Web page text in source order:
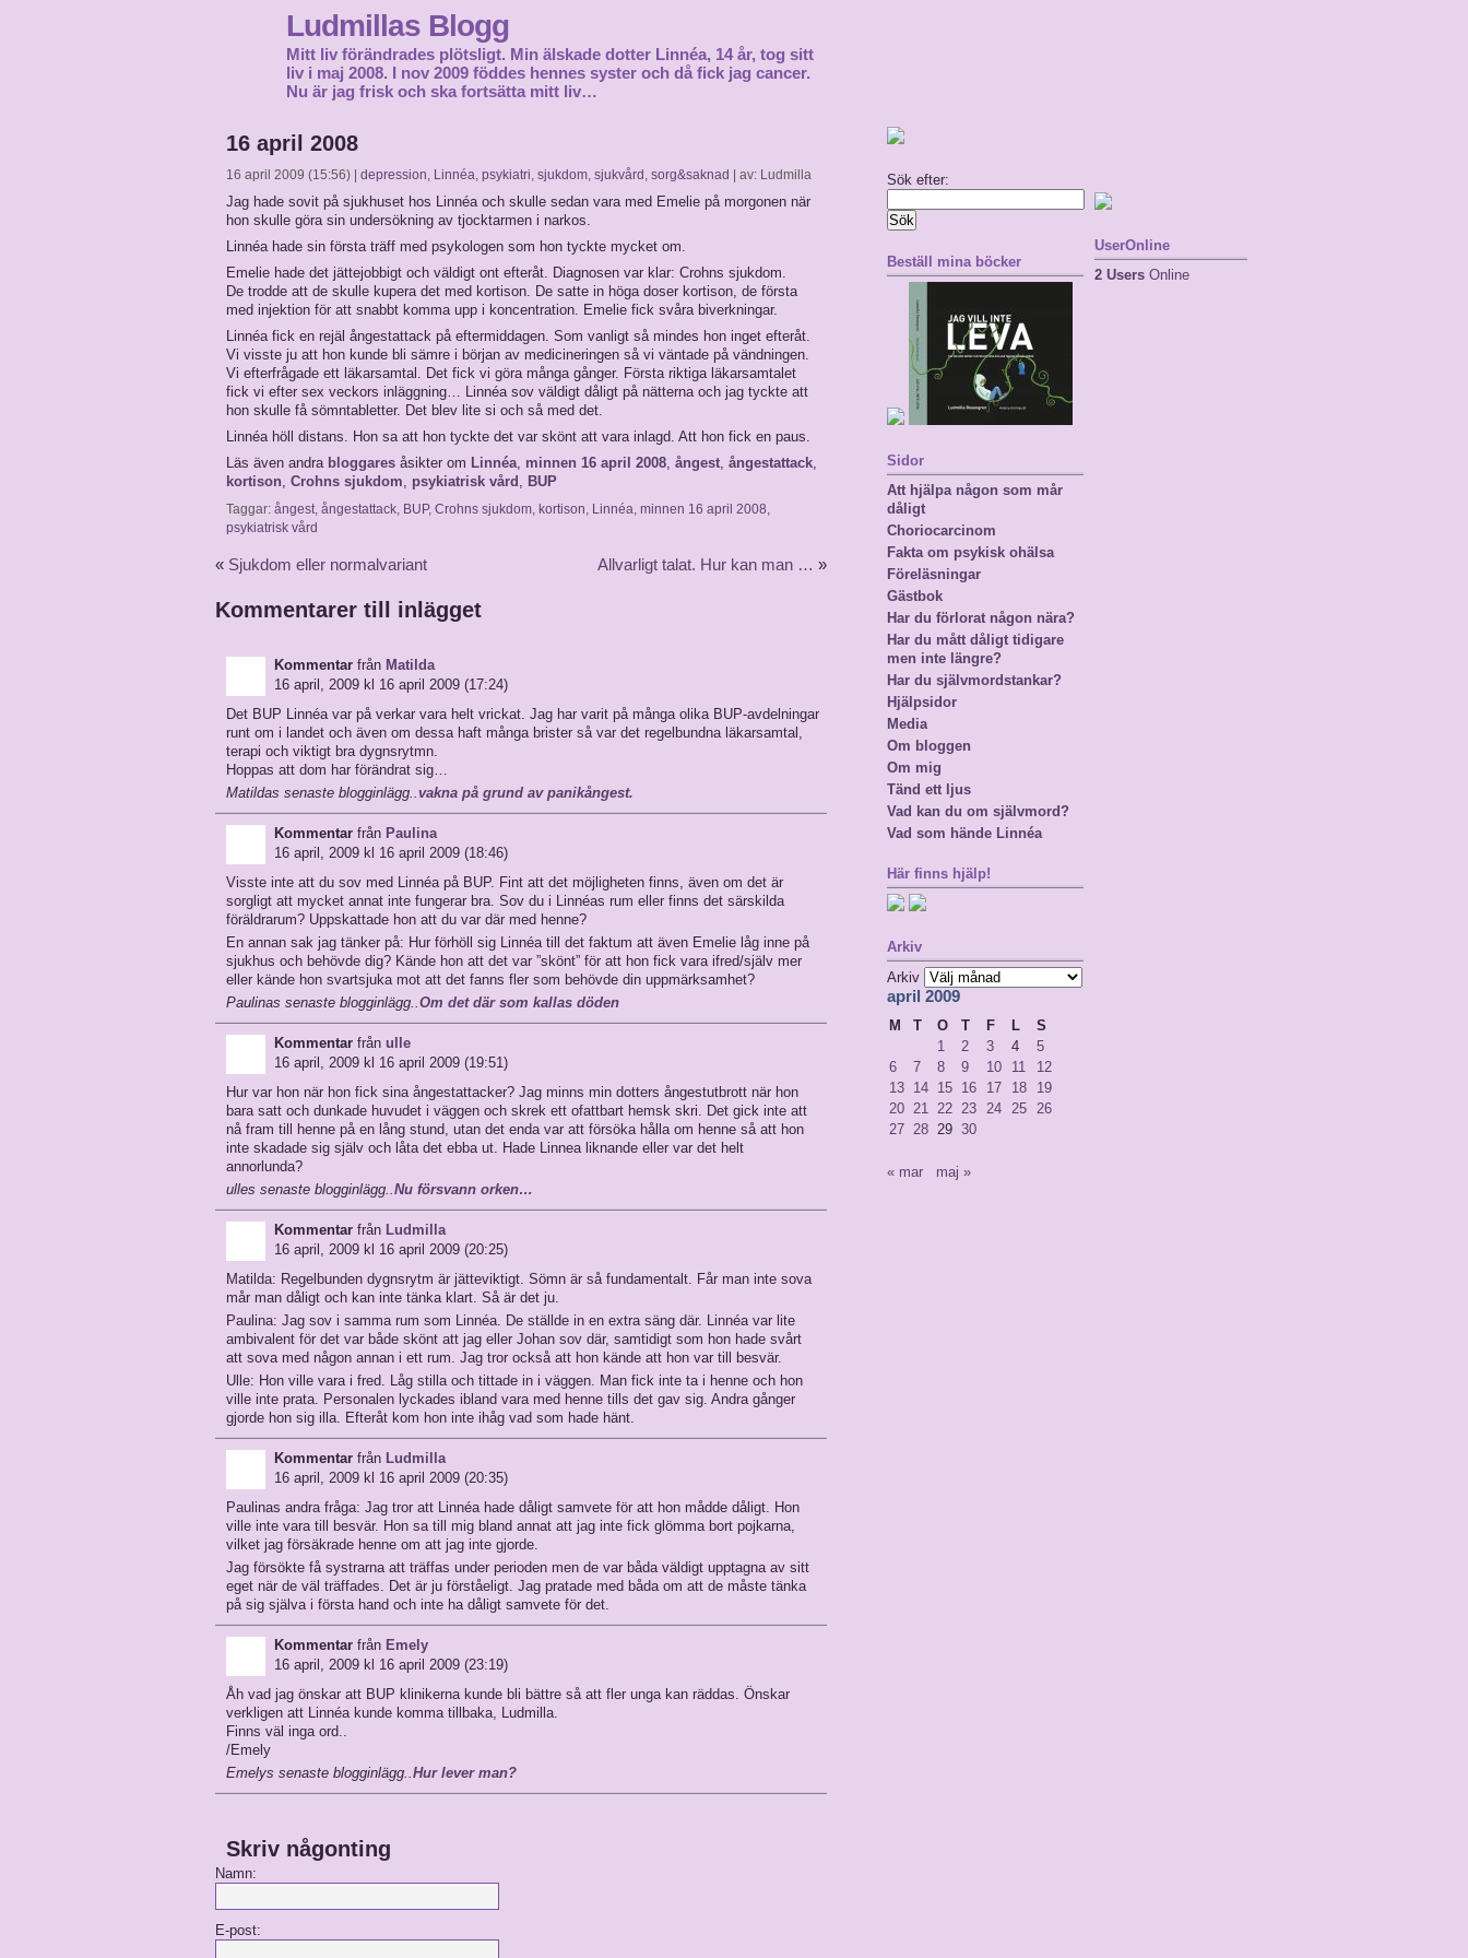
Ludmillas Blogg
Mitt liv förändrades plötsligt. Min älskade dotter Linnéa, 14 år, tog sitt
liv i maj 2008. I nov 2009 föddes hennes syster och då fick jag cancer.
Nu är jag frisk och ska fortsätta mitt liv…
16 april 2008
16 april 2009 (15:56) | depression, Linnéa, psykiatri, sjukdom, sjukvård , sorg&saknad | av: Ludmilla
Jag hade sovit på sjukhuset hos Linnéa och skulle sedan vara med Emelie på morgonen när
hon skulle göra sin undersökning av tjocktarmen i narkos.
Linnéa hade sin första träff med psykologen som hon tyckte mycket om.
Emelie hade det jättejobbigt och väldigt ont efteråt. Diagnosen var klar: Crohns sjukdom.
De trodde att de skulle kupera det med kortison. De satte in höga doser kortison, de första
med injektion för att snabbt komma upp i koncentration. Emelie fick svåra biverkningar.
Linnéa fick en rejäl ångestattack på eftermiddagen. Som vanligt så mindes hon inget efteråt.
Vi visste ju att hon kunde bli sämre i början av medicineringen så vi väntade på vändningen.
Vi efterfrågade ett läkarsamtal. Det fick vi göra många gånger. Första riktiga läkarsamtalet
fick vi efter sex veckors inläggning… Linnéa sov väldigt dåligt på nätterna och jag tyckte att
hon skulle få sömntabletter. Det blev lite si och så med det.
Linnéa höll distans. Hon sa att hon tyckte det var skönt att vara inlagd. Att hon fick en paus.
Läs även andra bloggares åsikter om Linnéa, minnen 16 april 2008, ångest, ångestattack,
kortison, Crohns sjukdom, psykiatrisk vård , BUP
Taggar: ångest, ångestattack, BUP, Crohns sjukdom, kortison, Linnéa, minnen 16 april 2008,
psykiatrisk vård
« Sjukdom eller normalvariant Allvarligt talat. Hur kan man … »
Kommentarer till inlägget
Kommentar från Matilda
16 april, 2009 kl 16 april 2009 (17:24)
Det BUP Linnéa var på verkar vara helt vrickat. Jag har varit på många olika BUP-avdelningar
runt om i landet och även om dessa haft många brister så var det regelbundna läkarsamtal,
terapi och viktigt bra dygnsrytmn.
Hoppas att dom har förändrat sig…
Matildas senaste blogginlägg..vakna på grund av panikångest.
Kommentar från Paulina
16 april, 2009 kl 16 april 2009 (18:46)
Visste inte att du sov med Linnéa på BUP. Fint att det möjligheten finns, även om det är
sorgligt att mycket annat inte fungerar bra. Sov du i Linnéas rum eller finns det särskilda
föräldrarum? Uppskattade hon att du var där med henne?
En annan sak jag tänker på: Hur förhöll sig Linnéa till det faktum att även Emelie låg inne på
sjukhus och behövde dig? Kände hon att det var ”skönt” för att hon fick vara ifred/själv mer
eller kände hon svartsjuka mot att det fanns fler som behövde din uppmärksamhet?
Paulinas senaste blogginlägg..Om det där som kallas döden
Kommentar från ulle
16 april, 2009 kl 16 april 2009 (19:51)
Hur var hon när hon fick sina ångestattacker? Jag minns min dotters ångestutbrott när hon
bara satt och dunkade huvudet i väggen och skrek ett ofattbart hemsk skri. Det gick inte att
nå fram till henne på en lång stund, utan det enda var att försöka hålla om henne så att hon
inte skadade sig själv och låta det ebba ut. Hade Linnea liknande eller var det helt
annorlunda?
ulles senaste blogginlägg..Nu försvann orken…
Kommentar från Ludmilla
16 april, 2009 kl 16 april 2009 (20:25)
Matilda: Regelbunden dygnsrytm är jätteviktigt. Sömn är så fundamentalt. Får man inte sova
mår man dåligt och kan inte tänka klart. Så är det ju.
Paulina: Jag sov i samma rum som Linnéa. De ställde in en extra säng där. Linnéa var lite
ambivalent för det var både skönt att jag eller Johan sov där, samtidigt som hon hade svårt
att sova med någon annan i ett rum. Jag tror också att hon kände att hon var till besvär.
Ulle: Hon ville vara i fred. Låg stilla och tittade in i väggen. Man fick inte ta i henne och hon
ville inte prata. Personalen lyckades ibland vara med henne tills det gav sig. Andra gånger
gjorde hon sig illa. Efteråt kom hon inte ihåg vad som hade hänt.
Kommentar från Ludmilla
16 april, 2009 kl 16 april 2009 (20:35)
Paulinas andra fråga: Jag tror att Linnéa hade dåligt samvete för att hon mådde dåligt. Hon
ville inte vara till besvär. Hon sa till mig bland annat att jag inte fick glömma bort pojkarna,
vilket jag försäkrade henne om att jag inte gjorde.
Jag försökte få systrarna att träffas under perioden men de var båda väldigt upptagna av sitt
eget när de väl träffades. Det är ju förståeligt. Jag pratade med båda om att de måste tänka
på sig själva i första hand och inte ha dåligt samvete för det.
Kommentar från Emely
16 april, 2009 kl 16 april 2009 (23:19)
Åh vad jag önskar att BUP klinikerna kunde bli bättre så att fler unga kan räddas. Önskar
verkligen att Linnéa kunde komma tillbaka, Ludmilla.
Finns väl inga ord..
/Emely
Emelys senaste blogginlägg..Hur lever man?
Skriv någonting
Namn:
E-post:
Sök efter:
Beställ mina böcker
Sidor
Att hjälpa någon som mår
dåligt
Choriocarcinom
Fakta om psykisk ohälsa
Föreläsningar
Gästbok
Har du förlorat någon nära?
Har du mått dåligt tidigare
men inte längre?
Har du självmordstankar?
Hjälpsidor
Media
Om bloggen
Om mig
Tänd ett ljus
Vad kan du om självmord?
Vad som hände Linnéa
Här finns hjälp!
Arkiv
Arkiv
april 2009
M T O T F L
S
1
2 3 4
5
6
7 8 9 10 11
12
13 14 15 16 17 18
19
20 21 22 23 24 25 26
27 28 29 30
« mar maj »
UserOnline
2 Users Online